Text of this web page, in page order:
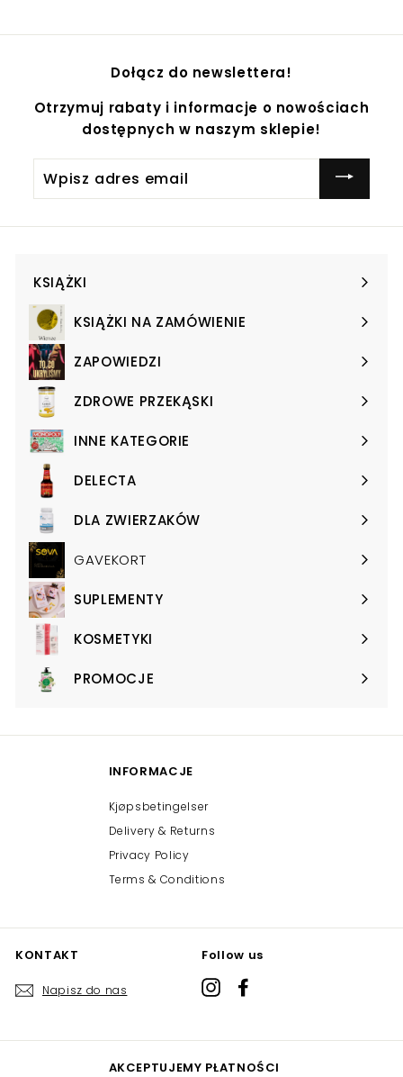
Dołącz do newslettera!
Otrzymuj rabaty i informacje o nowościach
dostępnych w naszym sklepie!
adres
KSIĄŻKI
Expand
submenuKSIĄŻKI NA ZAMÓWIENIE
Expand
submenuZAPOWIEDZI
Expand
submenuZDROWE PRZEKĄSKI
Expand
submenuINNE KATEGORIE
Expand
submenuDELECTA
Expand
submenuDLA ZWIERZAKÓW
Expand
submenuGAVEKORT
SUPLEMENTY
Expand
submenuKOSMETYKI
Expand
submenuPROMOCJE
Expand
INFORMACJE
Kjøpsbetingelser
Delivery & Returns
Privacy Policy
Terms & Conditions
KONTAKT
Napisz do nas
Follow us
Instagram
AKCEPTUJEMY PŁATNOŚCI